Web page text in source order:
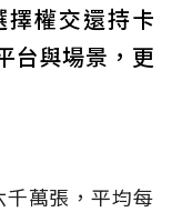
權交還持卡
台與場景，更
萬張，平均每